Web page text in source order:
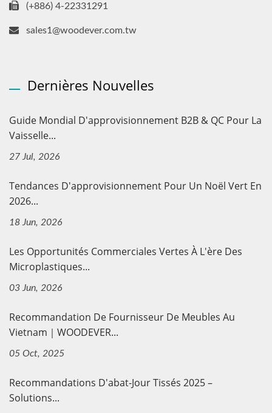
(+886) 4-22331291
sales1@woodever.com.tw
Dernières Nouvelles
Guide Mondial D'approvisionnement B2B & QC Pour La
Vaisselle...
27 Jul, 2026
Tendances D'approvisionnement Pour Un Noël Vert En
2026...
18 Jun, 2026
Les Opportunités Commerciales Vertes À L'ère Des
Microplastiques...
03 Jun, 2026
Recommandation De Fournisseur De Meubles Au
Vietnam｜WOODEVER...
05 Oct, 2025
Recommandations D'abat-Jour Tissés 2025 –
Solutions...